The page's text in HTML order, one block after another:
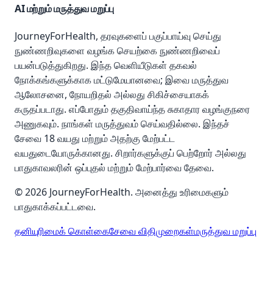
AI மற்றும் மருத்துவ மறுப்பு
JourneyForHealth, தரவுகளைப் பகுப்பாய்வு செய்து
நுண்ணறிவுகளை வழங்க செயற்கை நுண்ணறிவைப்
பயன்படுத்துகிறது. இந்த வெளியீடுகள் தகவல்
நோக்கங்களுக்காக மட்டுமேயானவை; இவை மருத்துவ
ஆலோசனை, நோயறிதல் அல்லது சிகிச்சையாகக்
கருதப்படாது. எப்போதும் தகுதிவாய்ந்த சுகாதார வழங்குநரை
அணுகவும். நாங்கள் மருத்துவம் செய்வதில்லை. இந்தச்
சேவை 18 வயது மற்றும் அதற்கு மேற்பட்ட
வயதுடையோருக்கானது. சிறார்களுக்குப் பெற்றோர் அல்லது
பாதுகாவலரின் ஒப்புதல் மற்றும் மேற்பார்வை தேவை.
© 2026 JourneyForHealth. அனைத்து உரிமைகளும்
பாதுகாக்கப்பட்டவை.
தனியுரிமைக் கொள்கைசேவை விதிமுறைகள்மருத்துவ மறுப்பு